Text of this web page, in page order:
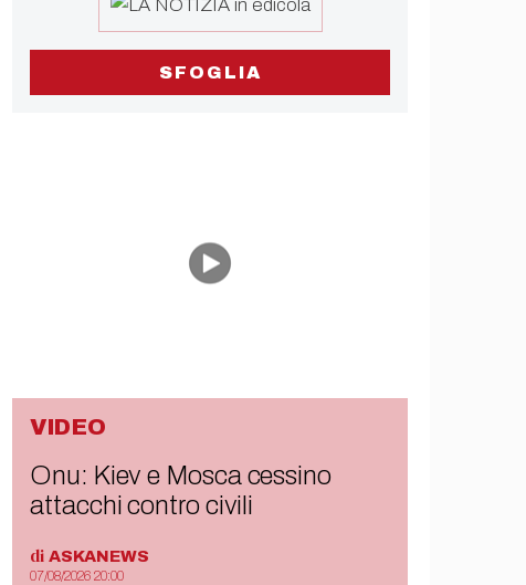
SFOGLIA
VIDEO
Onu: Kiev e Mosca cessino
attacchi contro civili
di ASKANEWS
07/08/2026 20:00